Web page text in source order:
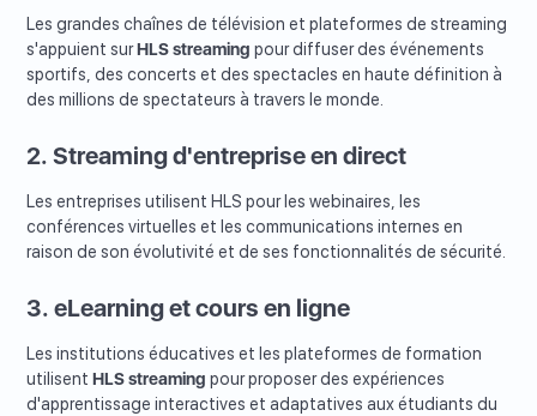
Les grandes chaînes de télévision et plateformes de streaming
s'appuient surHLS streaming pour diffuser des événements
sportifs, des concerts et des spectacles en haute définition à
des millions de spectateurs à travers le monde.
2. Streaming d'entreprise en direct
Les entreprises utilisent HLS pour les webinaires, les
conférences virtuelles et les communications internes en
raison de son évolutivité et de ses fonctionnalités de sécurité.
3. eLearning et cours en ligne
Les institutions éducatives et les plateformes de formation
utilisentHLS streaming pour proposer des expériences
d'apprentissage interactives et adaptatives aux étudiants du